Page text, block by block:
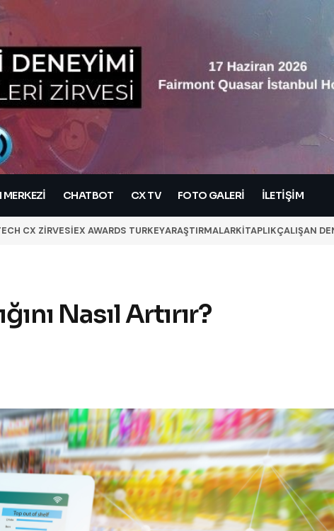
CHATBOT CX TV FOTO GALERİ İLETIŞIM
CX ZİRVESİEX AWARDS TURKEYARAŞTIRMALARKİTAPLIKÇALIŞAN
Nasıl Artırır?